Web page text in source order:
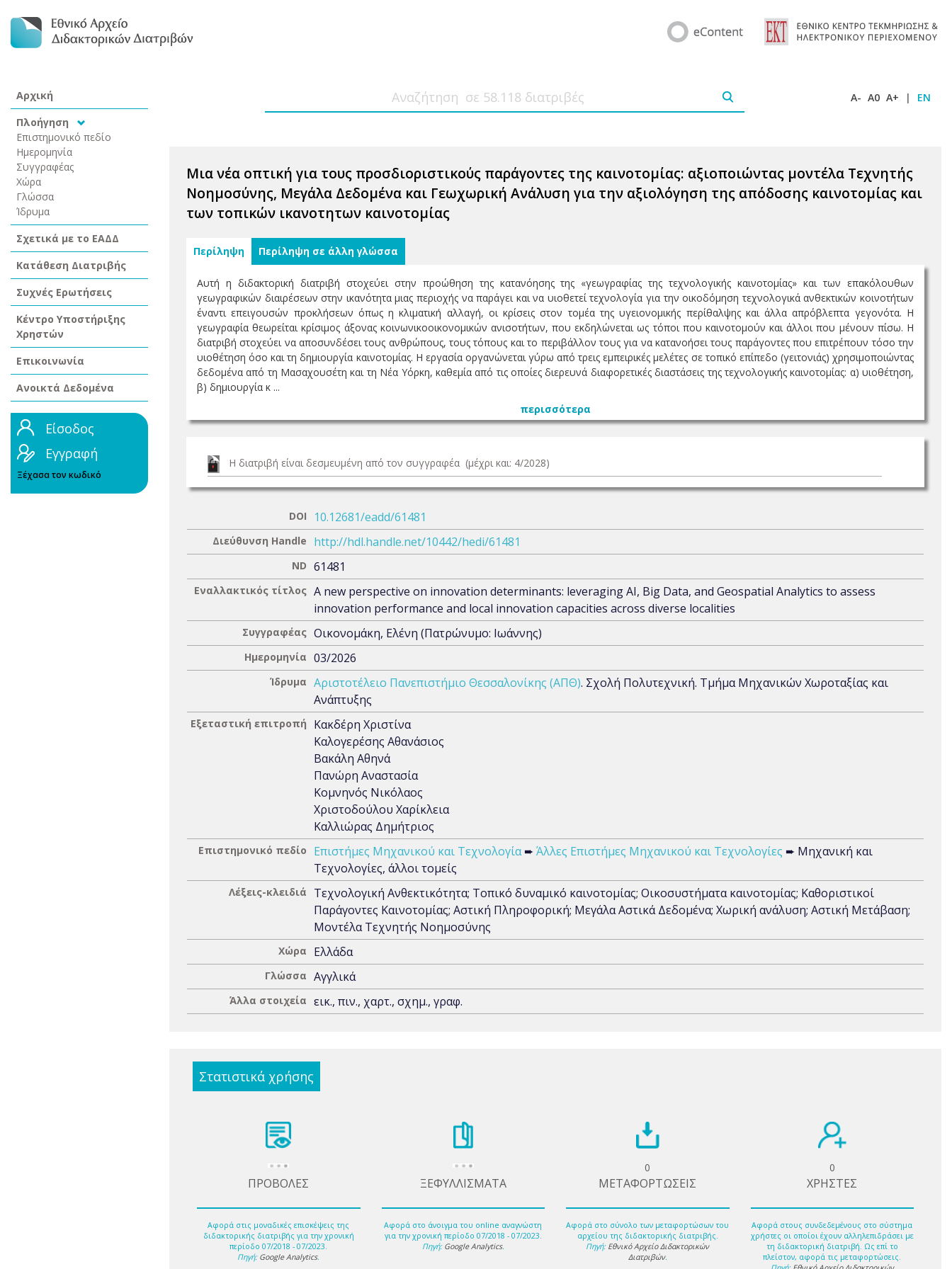
Αρχική
Πλοήγηση
Επιστημονικό πεδίο
Ημερομηνία
Συγγραφέας
Χώρα
Γλώσσα
Ίδρυμα
Σχετικά με το ΕΑΔΔ
Κατάθεση Διατριβής
Συχνές Ερωτήσεις
Κέντρο Υποστήριξης
Χρηστών
Επικοινωνία
Ανοικτά Δεδομένα
Είσοδος
Εγγραφή
Ξέχασα τον κωδικό
A- A0 A+ | EN
Μια νέα οπτική για τους προσδιοριστικούς παράγοντες της καινοτομίας: αξιοποιώντας μοντέλα Τεχνητής
Νοημοσύνης, Μεγάλα Δεδομένα και Γεωχωρική Ανάλυση για την αξιολόγηση της απόδοσης καινοτομίας και
των τοπικών ικανοτητων καινοτομίας
Περίληψη Περίληψη σε άλλη γλώσσα
Αυτή η διδακτορική διατριβή στοχεύει στην προώθηση της κατανόησης της «γεωγραφίας της τεχνολογικής καινοτομίας» και των επακόλουθων
γεωγραφικών διαιρέσεων στην ικανότητα μιας περιοχής να παράγει και να υιοθετεί τεχνολογία για την οικοδόμηση τεχνολογικά ανθεκτικών κοινοτήτων
έναντι επειγουσών προκλήσεων όπως η κλιματική αλλαγή, οι κρίσεις στον τομέα της υγειονομικής περίθαλψης και άλλα απρόβλεπτα γεγονότα. Η
γεωγραφία θεωρείται κρίσιμος άξονας κοινωνικοοικονομικών ανισοτήτων, που εκδηλώνεται ως τόποι που καινοτομούν και άλλοι που μένουν πίσω. Η
διατριβή στοχεύει να αποσυνδέσει τους ανθρώπους, τους τόπους και το περιβάλλον τους για να κατανοήσει τους παράγοντες που επιτρέπουν τόσο την
υιοθέτηση όσο και τη δημιουργία καινοτομίας. Η εργασία οργανώνεται γύρω από τρεις εμπειρικές μελέτες σε τοπικό επίπεδο (γειτονιάς) χρησιμοποιώντας
δεδομένα από τη Μασαχουσέτη και τη Νέα Υόρκη, καθεμία από τις οποίες διερευνά διαφορετικές διαστάσεις της τεχνολογικής καινοτομίας: α) υιοθέτηση,
β) δημιουργία κ ...
περισσότερα
Η διατριβή είναι δεσμευμένη από τον συγγραφέα (μέχρι και: 4/2028)
DOI 10.12681/eadd/61481
Διεύθυνση Handle http://hdl.handle.net/10442/hedi/61481
ND 61481
Εναλλακτικός τίτλος Α new perspective on innovation determinants: leveraging AI, Big Data, and Geospatial Analytics to assess
innovation performance and local innovation capacities across diverse localities
Συγγραφέας Οικονομάκη, Ελένη (Πατρώνυμο: Ιωάννης)
Ημερομηνία 03/2026
Ίδρυμα Αριστοτέλειο Πανεπιστήμιο Θεσσαλονίκης (ΑΠΘ). Σχολή Πολυτεχνική. Τμήμα Μηχανικών Χωροταξίας και
Ανάπτυξης
Εξεταστική επιτροπή
Κακδέρη Χριστίνα
Καλογερέσης Αθανάσιος
Βακάλη Αθηνά
Πανώρη Αναστασία
Κομνηνός Νικόλαος
Χριστοδούλου Χαρίκλεια
Καλλιώρας Δημήτριος
Επιστημονικό πεδίο Επιστήμες Μηχανικού και Τεχνολογία➨ Άλλες Επιστήμες Μηχανικού και Τεχνολογίες ➨ Μηχανική και
Τεχνολογίες, άλλοι τομείς
Λέξεις-κλειδιά
Τεχνολογική Ανθεκτικότητα; Τοπικό δυναμικό καινοτομίας; Οικοσυστήματα καινοτομίας; Καθοριστικοί
Παράγοντες Καινοτομίας; Αστική Πληροφορική; Μεγάλα Αστικά Δεδομένα; Χωρική ανάλυση; Αστική Μετάβαση;
Μοντέλα Τεχνητής Νοημοσύνης
Χώρα Ελλάδα
Γλώσσα Αγγλικά
Άλλα στοιχεία εικ., πιν., χαρτ., σχημ., γραφ.
Στατιστικά χρήσης
ΠΡΟΒΟΛΕΣ
Αφορά στις μοναδικές επισκέψεις της
διδακτορικής διατριβής για την χρονική
περίοδο 07/2018 - 07/2023.
Πηγή: Google Analytics.
ΞΕΦΥΛΛΙΣΜΑΤΑ
Αφορά στο άνοιγμα του online αναγνώστη
για την χρονική περίοδο 07/2018 - 07/2023.
Πηγή: Google Analytics.
0
ΜΕΤΑΦΟΡΤΩΣΕΙΣ
Αφορά στο σύνολο των μεταφορτώσων του
αρχείου της διδακτορικής διατριβής.
Πηγή: Εθνικό Αρχείο Διδακτορικών
Διατριβών.
0
ΧΡΗΣΤΕΣ
Αφορά στους συνδεδεμένους στο σύστημα
χρήστες οι οποίοι έχουν αλληλεπιδράσει με
τη διδακτορική διατριβή. Ως επί το
πλείστον, αφορά τις μεταφορτώσεις.